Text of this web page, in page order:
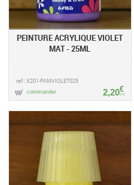
PEINTURE ACRYLIQUE VIOLET
MAT - 25ML
ref : X201-PAMVIOLET025
2,20€
TTC
commander